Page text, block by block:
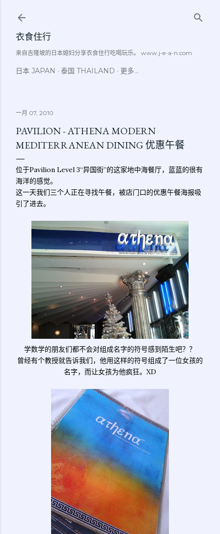
衣食住行
来自吉隆坡的日本媳妇分享衣食住行吃喝玩乐。 www.j-e-a-n.com
日本 JAPAN 泰国 THAILAND 更多…
一月 07, 2010
PAVILION - ATHENA MODERN
MEDITERRANEAN DINING 优惠午餐
位于Pavilion Level 3“异国街”的这家地中海餐厅，蓝蓝的很有
海洋的感觉。
这一天我们三个人正在寻找午餐，被店门口的优惠午餐海报吸
引了进去。
学数学的朋友们都不会对组成名字的符号感到陌生吧？？
曾经有个教授就告诉我们，他用这样的符号组成了一位女孩的
名字，而让女孩为他疯狂。XD